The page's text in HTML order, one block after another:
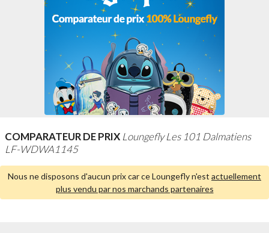
COMPARATEUR DE PRIX Loungefly Les 101 Dalmatiens
LF-WDWA1145
Nous ne disposons d'aucun prix car ce Loungefly n'est actuellement
plus vendu par nos marchands partenaires